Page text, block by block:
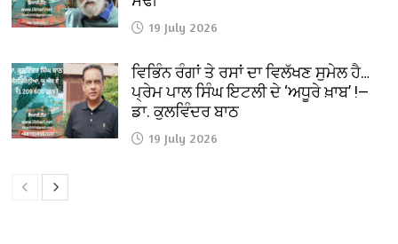
19 July 2026
ਵਿਭਿੰਨ ਰੰਗਾਂ ਤੇ ਰਸਾਂ ਦਾ ਵਿਲੱਖਣ ਸੁਮੇਲ ਹੈ…
ਪ੍ਰੇਮ ਪਾਲ ਸਿੰਘ ਇਟਲੀ ਦੇ ‘ਅਧੂਰੇ ਖ਼ਾਬ’ !—
ਡਾ. ਕੁਲਵਿੰਦਰ ਬਾਠ
19 July 2026